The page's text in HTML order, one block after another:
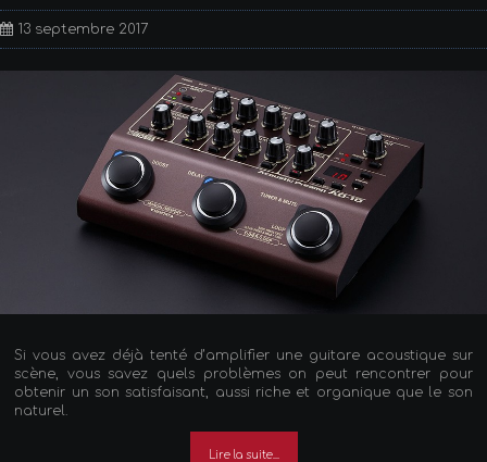
13 septembre 2017
Si vous avez déjà tenté d’amplifier une guitare acoustique sur
scène, vous savez quels problèmes on peut rencontrer pour
obtenir un son satisfaisant, aussi riche et organique que le son
naturel.
Lire la suite...